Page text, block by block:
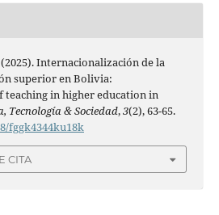
(2025). Internacionalización de la
superior en Bolivia:
in higher education in
Tecnología & Sociedad,3(2), 63-65.
fggk4344ku18k
CITA